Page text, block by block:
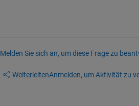
Melden Sie sich an, um diese Frage zu
WeiterleitenAnmelden, um Aktivität zu